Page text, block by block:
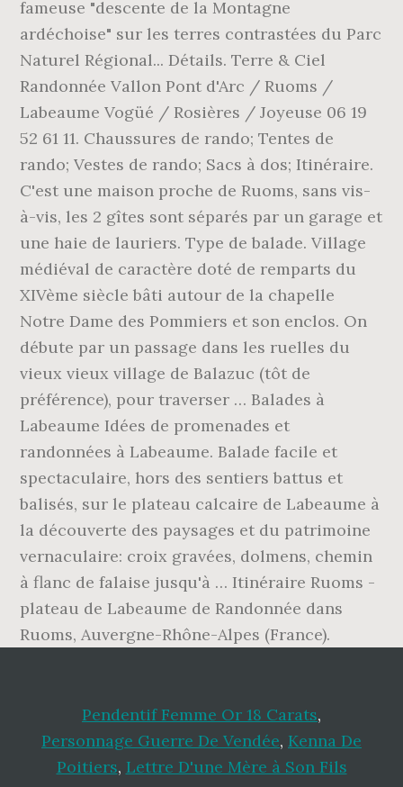
Pendentif Femme Or 18 Carats,
Personnage Guerre De Vendée, Kenna De
Poitiers, Lettre D'une Mère à Son Fils